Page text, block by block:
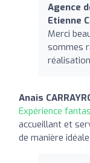
Agence
Etienne
Merci
sommes
Anais
Expérience
accueillant et
de manière idéale